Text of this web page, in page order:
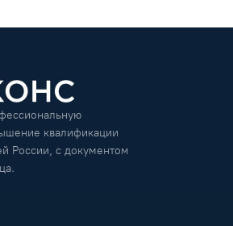
квалификации
России, с документом